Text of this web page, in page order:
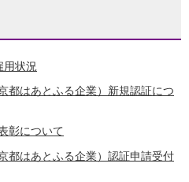
用状況
都はあとふる企業）新規認証につ
彰について
都はあとふる企業）認証申請受付